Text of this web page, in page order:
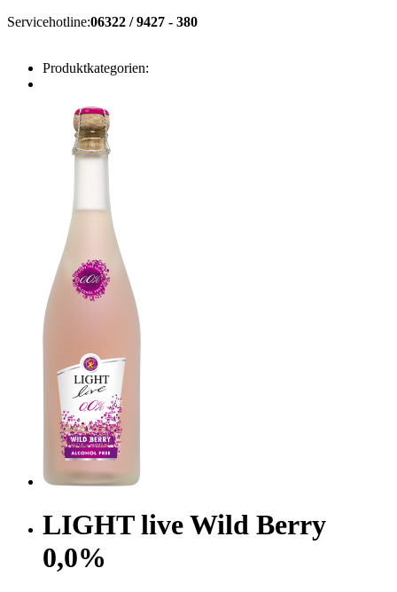
Servicehotline:06322 / 9427 - 380
Produktkategorien:
LIGHT live Wild Berry
0,0%